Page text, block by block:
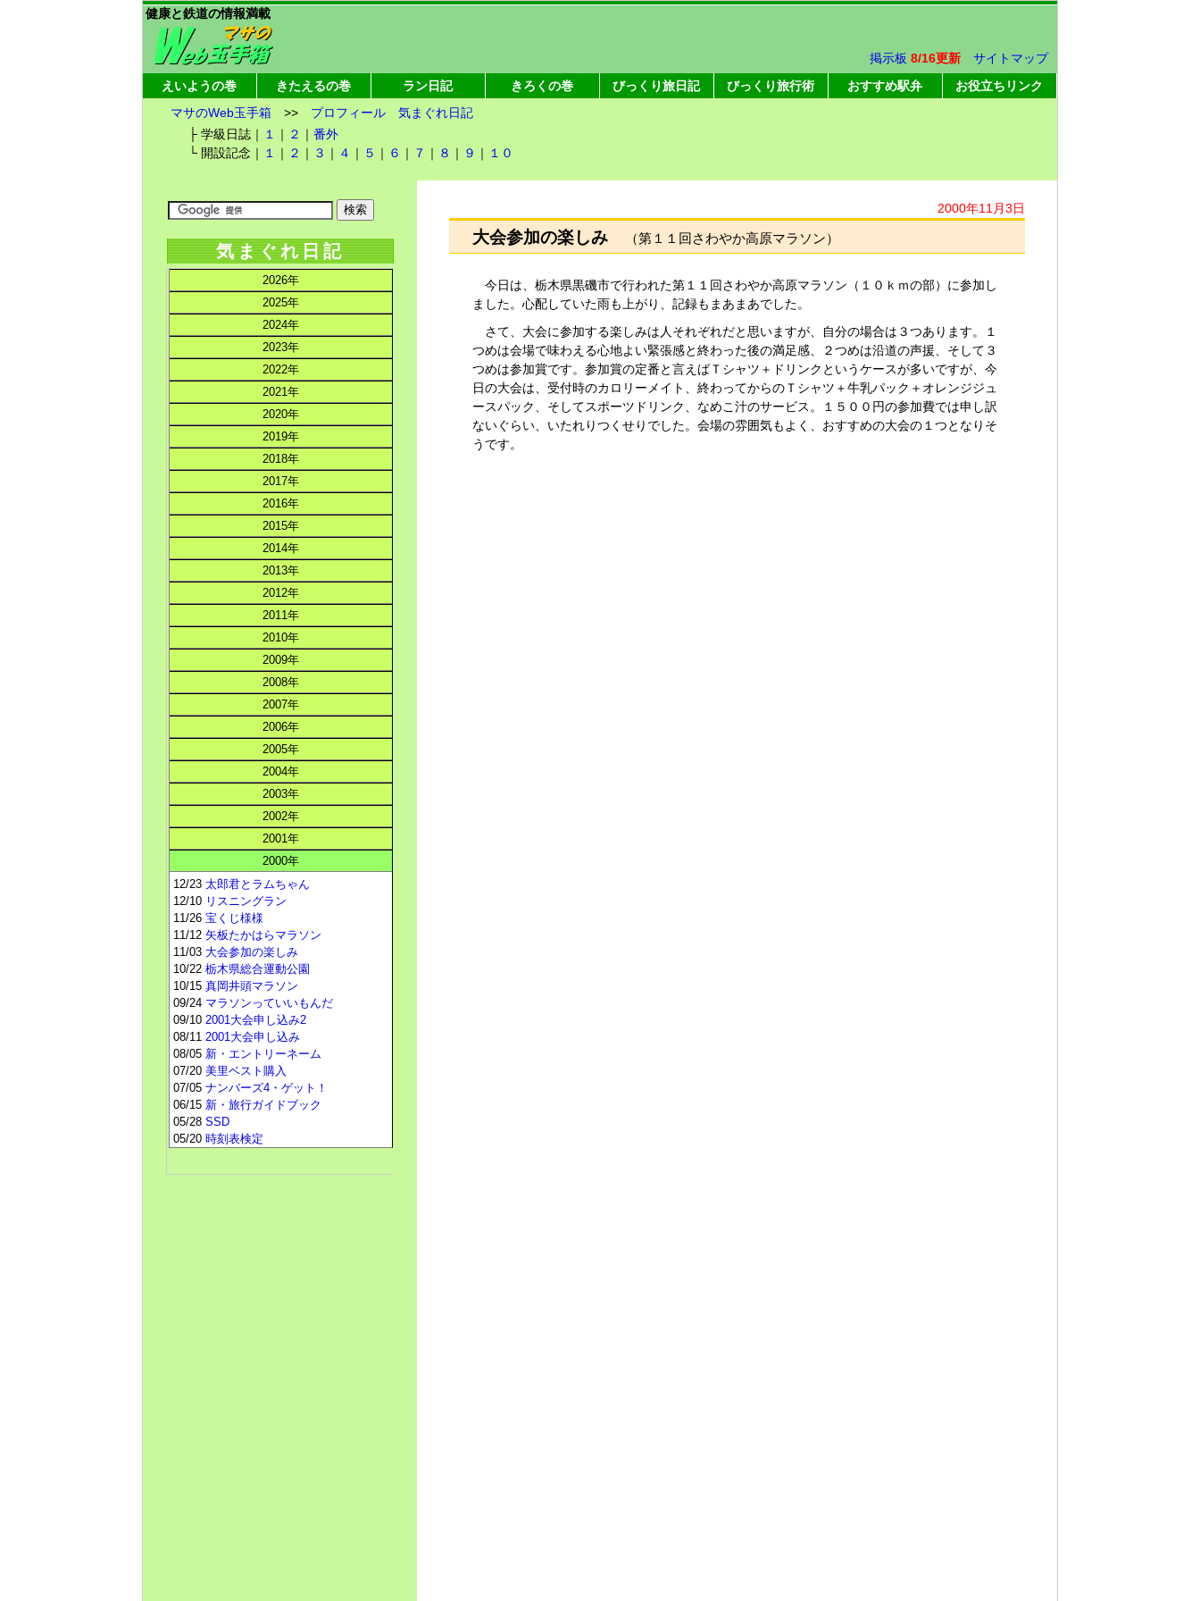
健康と鉄道の情報満載
掲示板 8/16更新
サイトマップ
えいようの巻
きたえるの巻 ラン日記 きろくの巻 びっくり旅日記 びっくり旅行術 おすすめ駅弁
お役立ちリンク
マサのWeb玉手箱>> プロフィール
気まぐれ日記
├ 学級日誌｜ １ ｜ ２ ｜番外
└ 開設記念｜ １ ｜ ２ ｜ ３ ｜ ４ ｜ ５ ｜ ６ ｜ ７ ｜ ８ ｜ ９ ｜ １０
2000年11月3日
大会参加の楽しみ （第１１回さわやか高原マラソン）
今日は、栃木県黒磯市で行われた第１１回さわやか高原マラソン（１０ｋｍの部）に参加し
ました。心配していた雨も上がり、記録もまあまあでした。
さて、大会に参加する楽しみは人それぞれだと思いますが、自分の場合は３つあります。１
つめは会場で味わえる心地よい緊張感と終わった後の満足感、２つめは沿道の声援、そして３
つめは参加賞です。参加賞の定番と言えばＴシャツ＋ドリンクというケースが多いですが、今
日の大会は、受付時のカロリーメイト、終わってからのＴシャツ＋牛乳パック＋オレンジジュ
ースパック、そしてスポーツドリンク、なめこ汁のサービス。１５００円の参加費では申し訳
ないぐらい、いたれりつくせりでした。会場の雰囲気もよく、おすすめの大会の１つとなりそ
うです。
気まぐれ日記